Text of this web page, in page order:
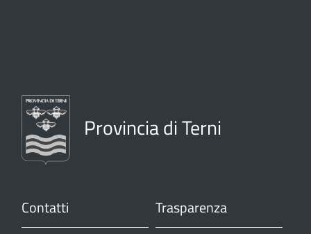
Provincia di Terni
Contatti Trasparenza